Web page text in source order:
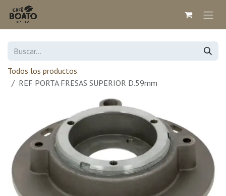
Ir al contenido
Todos los productos
REF PORTA FRESAS SUPERIOR D.59mm